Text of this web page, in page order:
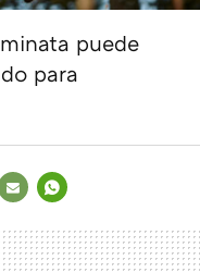
puede
para